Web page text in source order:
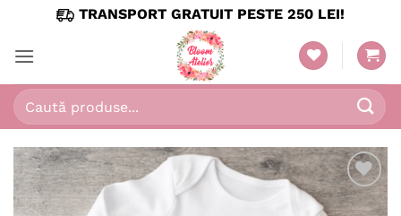
content
TRANSPORT GRATUIT PESTE 250 LEI!
Caută
după: